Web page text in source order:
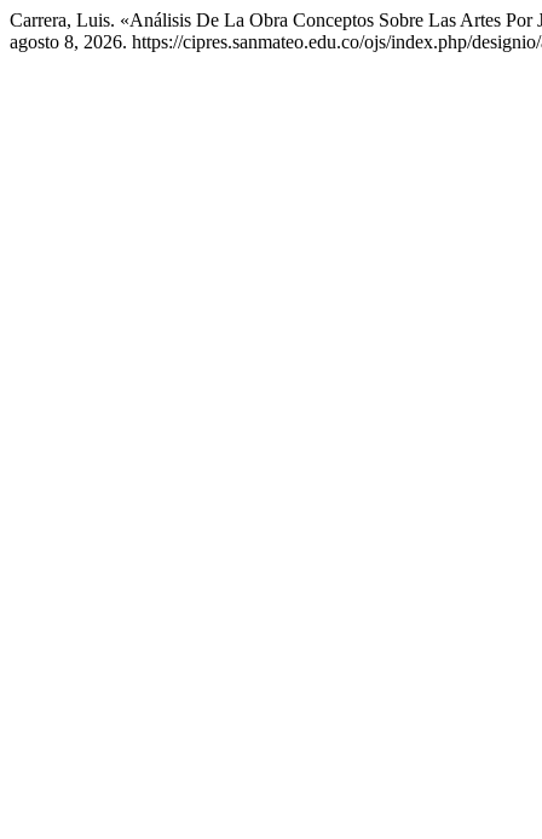
Carrera, Luis. «Análisis De La Obra Conceptos Sobre Las Artes
agosto 8, 2026. https://cipres.sanmateo.edu.co/ojs/index.php/